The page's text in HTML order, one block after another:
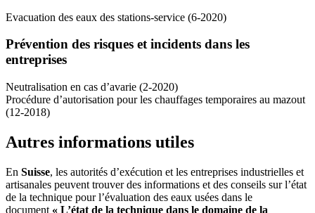
Evacuation des eaux des stations-service (6-2020)
Prévention des risques et incidents dans les
entreprises
Neutralisation en cas d’avarie (2-2020)
Procédure d’autorisation pour les chauffages temporaires au mazout
(12-2018)
Autres informations utiles
En Suisse, les autorités d’exécution et les entreprises industrielles et
artisanales peuvent trouver des informations et des conseils sur l’état
de la technique pour l’évaluation des eaux usées dans le
document « L’état de la technique dans le domaine de la